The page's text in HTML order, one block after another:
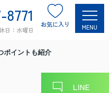
日：水曜日
お気に入り MENU
LINE
ポイントも紹介